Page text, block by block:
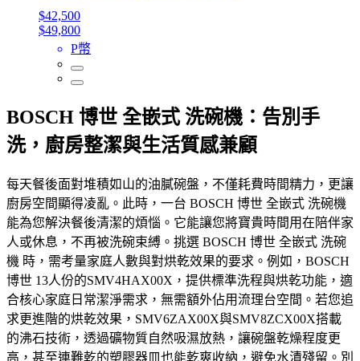
$42,500
$49,800
P幣
BOSCH 博世 全嵌式 洗碗機：告別手
洗，廚房整潔與生活質感兼顧
每天餐後面對堆積如山的油膩碗盤，不僅耗費時間精力，更讓
廚房空間顯得凌亂。此時，一台 BOSCH 博世 全嵌式 洗碗機
能為您解決餐後清潔的煩惱。它能讓您將寶貴時間用在陪伴家
人或休息，不再被洗碗束縛。挑選 BOSCH 博世 全嵌式 洗碗
機 時，需考量家庭人數與對烘乾效果的要求。例如，BOSCH
博世 13人份的SMV4HAX00X，提供標準洗程與烘乾功能，適
合核心家庭日常潔淨需求，無需額外佔用流理台空間。若您追
求更進階的烘乾效果，SMV6ZAX00X與SMV8ZCX00X搭載
的沸石技術，透過礦物質自然吸濕放熱，讓碗盤乾燥程度更
高，甚至連難乾的塑膠器皿也能乾爽收納，避免水漬殘留。別